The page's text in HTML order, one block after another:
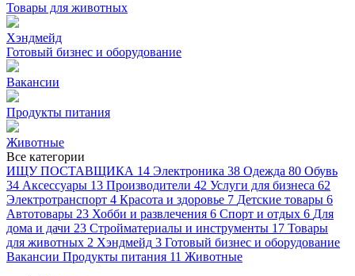
Товары для животных
Хэндмейд
Готовый бизнес и оборудование
Вакансии
Продукты питания
Животные
Все категории
ИЩУ ПОСТАВЩИКА 14 Электроника 38 Одежда 80 Обувь
34 Аксессуары 13 Производители 42 Услуги для бизнеса 62
Электротранспорт 4 Красота и здоровье 7 Детские товары 6
Автотовары 23 Хобби и развлечения 6 Спорт и отдых 6 Для
дома и дачи 23 Стройматериалы и инструменты 17 Товары
для животных 2 Хэндмейд 3 Готовый бизнес и оборудование
Вакансии Продукты питания 11 Животные